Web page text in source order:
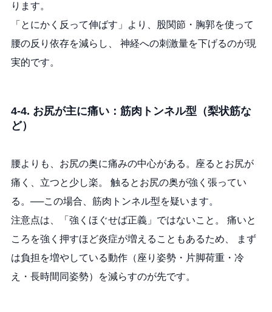
ります。
「とにかく反って伸ばす」より、股関節・胸郭を使って
腰の反り依存を減らし、 神経への刺激量を下げるのが現
実的です。
4-4. お尻が主に痛い：筋肉トンネル型（梨状筋な
ど）
腰よりも、お尻の奥に痛みの中心がある。座るとお尻が
痛く、立つと少し楽。 触るとお尻の奥が強く張ってい
る。──この場合、筋肉トンネル型を疑います。
注意点は、「強くほぐせば正義」ではないこと。 痛いと
ころを強く押すほど炎症が増えることもあるため、 まず
は負担を増やしている動作（座り姿勢・片脚荷重・冷
え・長時間同姿勢）を減らすのが先です。